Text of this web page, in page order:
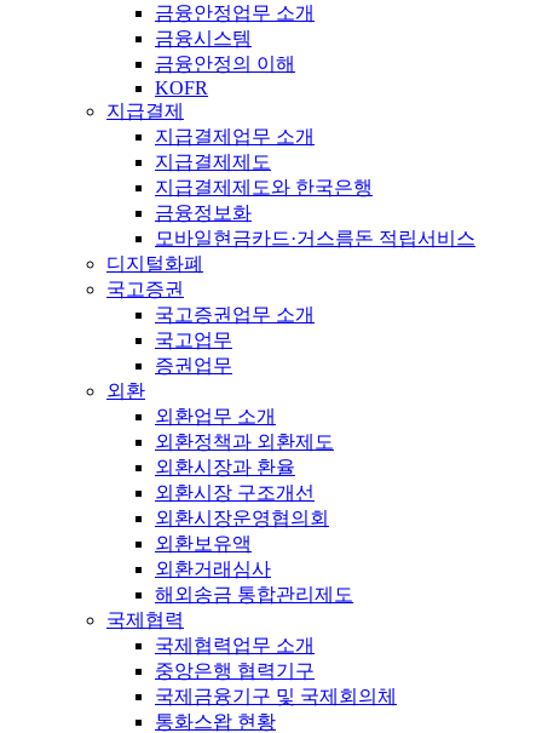
금융안정업무 소개
금융시스템
금융안정의 이해
KOFR
지급결제
지급결제업무 소개
지급결제제도
지급결제제도와 한국은행
금융정보화
모바일현금카드·거스름돈 적립서비스
디지털화폐
국고증권
국고증권업무 소개
국고업무
증권업무
외환
외환업무 소개
외환정책과 외환제도
외환시장과 환율
외환시장 구조개선
외환시장운영협의회
외환보유액
외환거래심사
해외송금 통합관리제도
국제협력
국제협력업무 소개
중앙은행 협력기구
국제금융기구 및 국제회의체
통화스왑 현황